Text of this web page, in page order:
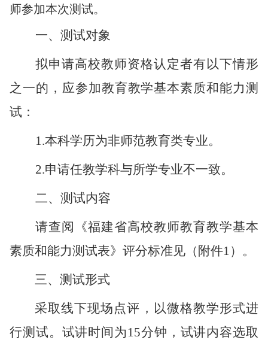
师参加本次测试。
一、测试对象
拟申请高校教师资格认定者有以下情形
之一的，应参加教育教学基本素质和能力测
试：
1.本科学历为非师范教育类专业。
2.申请任教学科与所学专业不一致。
二、测试内容
请查阅《福建省高校教师教育教学基本
素质和能力测试表》评分标准见（附件1）。
三、测试形式
采取线下现场点评， 以微格教学形式进
行测试。试讲时间为 15分钟，试讲内容选取